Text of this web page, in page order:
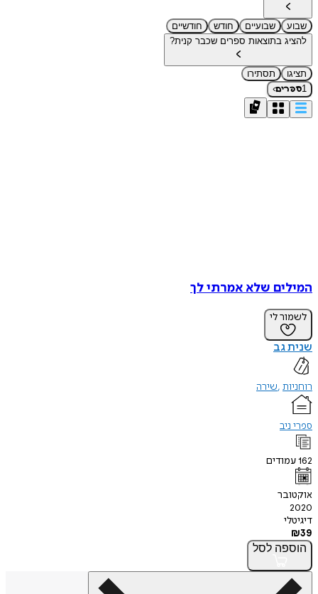
שבוע שבועיים חודש
חודשיים
להציג בתוצאות ספרים שכבר קנית?
תציגו
תסתירו
1ספרים›
המילים שלא אמרתי לך
לשמור לי
שנית גב
רוחניות שירה
ספרי ניב
162עמודים
אוקטובר
2020
דיגיטלי
₪39
הוספה לסל